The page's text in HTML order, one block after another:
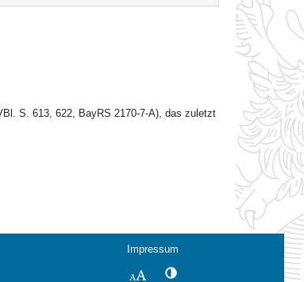
S. 613, 622, BayRS 2170-7-A), das zuletzt
Impressum
SchriftgrößeKontrastwechsel